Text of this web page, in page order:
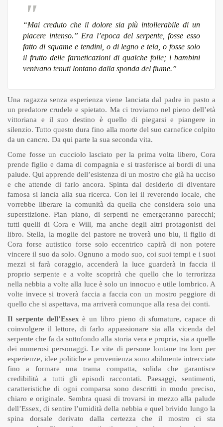
“Mai creduto che il dolore sia più intollerabile di un
piacere intenso.” Era l’epoca del serpente, fosse esso
fatto di squame e tendini, o di legno e tela, o fosse solo
il frutto delle farneticazioni di qualche folle; i bambini
venivano tenuti lontano dalla sponda del fiume.”
Una ragazza senza esperienza viene lanciata dal padre in pasto a
un predatore crudele e spietato. Ma ci troviamo nel pieno dell’età
vittoriana e il suo destino è quello di piegarsi e piangere in
silenzio. Tutto questo dura fino alla morte del suo carnefice colpito
da un cancro. Da qui parte la sua seconda vita.
Come fosse un cucciolo lasciato per la prima volta libero, Cora
prende figlio e dama di compagnia e si trasferisce ai bordi di una
palude. Qui apprende dell’esistenza di un mostro che già ha ucciso
e che attende di farlo ancora. Spinta dal desiderio di diventare
famosa si lancia alla sua ricerca. Con lei il reverendo locale, che
vorrebbe liberare la comunità da quella che considera solo una
superstizione. Pian piano, di serpenti ne emergeranno parecchi;
tutti quelli di Cora e Will, ma anche degli altri protagonisti del
libro. Stella, la moglie del pastore ne troverà uno blu, il figlio di
Cora forse autistico forse solo eccentrico capirà di non potere
vincere il suo da solo. Ognuno a modo suo, coi suoi tempi e i suoi
mezzi si farà coraggio, accenderà la luce guarderà in faccia il
proprio serpente e a volte scoprirà che quello che lo terrorizza
nella nebbia a volte alla luce è solo un innocuo e utile lombrico. A
volte invece si troverà faccia a faccia con un mostro peggiore di
quello che si aspettava, ma arriverà comunque alla resa dei conti.
Il serpente dell’Essex è un libro pieno di sfumature, capace di
coinvolgere il lettore, di farlo appassionare sia alla vicenda del
serpente che fa da sottofondo alla storia vera e propria, sia a quelle
dei numerosi personaggi. Le vite di persone lontane tra loro per
esperienze, idee politiche e provenienza sono abilmente intrecciate
fino a formare una trama compatta, solida che garantisce
credibilità a tutti gli episodi raccontati. Paesaggi, sentimenti,
caratteristiche di ogni comparsa sono descritti in modo preciso,
chiaro e originale. Sembra quasi di trovarsi in mezzo alla palude
dell’Essex, di sentire l’umidità della nebbia e quel brivido lungo la
spina dorsale derivato dalla certezza che il mostro ci sta